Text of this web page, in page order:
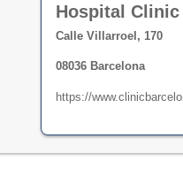
Hospital Clinic
Calle Villarroel, 170
08036 Barcelona
https://